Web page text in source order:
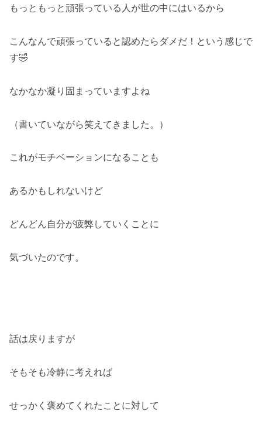
もっともっと頑張っている人が世の中にはいるから
こんなんで頑張っていると認めたらダメだ！という感じで
す🤣
なかなか凝り固まっていますよね
（書いていながら笑えてきました。）
これがモチベーションになることも
あるかもしれないけど
どんどん自分が疲弊していくことに
気づいたのです。
話は戻りますが
そもそも冷静に考えれば
せっかく褒めてくれたことに対して